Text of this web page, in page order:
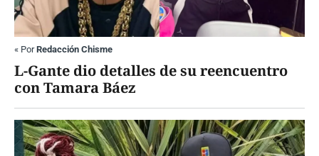
« PorRedacción Chisme
L-Gante dio detalles de su reencuentro
con Tamara Báez